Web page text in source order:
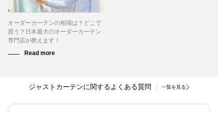
オーダーカーテンの相場は？どこで
買う？日本最大のオーダーカーテン
専門店が教えます！
ジャストカーテンに関するよくある質問 一覧を見る